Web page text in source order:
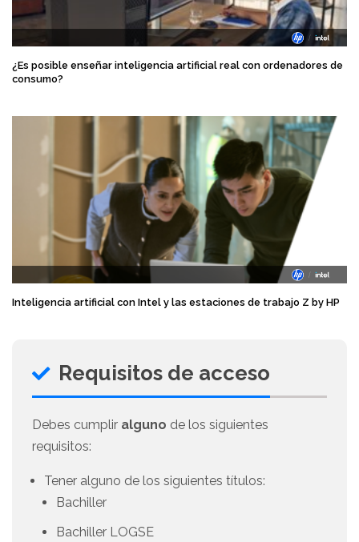
¿Es posible enseñar inteligencia artificial real con ordenadores de
consumo?
Inteligencia artificial con Intel y las estaciones de trabajo Z by HP
Requisitos de acceso
Debes cumplir alguno de los siguientes
requisitos:
Tener alguno de los siguientes títulos:
Bachiller
Bachiller LOGSE